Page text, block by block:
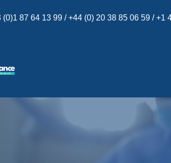
(0)1 87 64 13 99 / +44 (0) 20 38 85 06 59 / +1